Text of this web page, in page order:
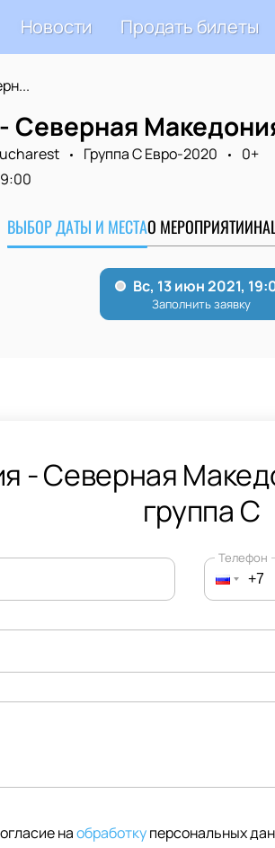
Новости Продать билеты
Северная
Группа C Евро-2020
0+
ВЫБОР ДАТЫ И МЕСТАО МЕРОПРИЯТИИ
- Северная
группа C
Телефон
наобработкуперсональных